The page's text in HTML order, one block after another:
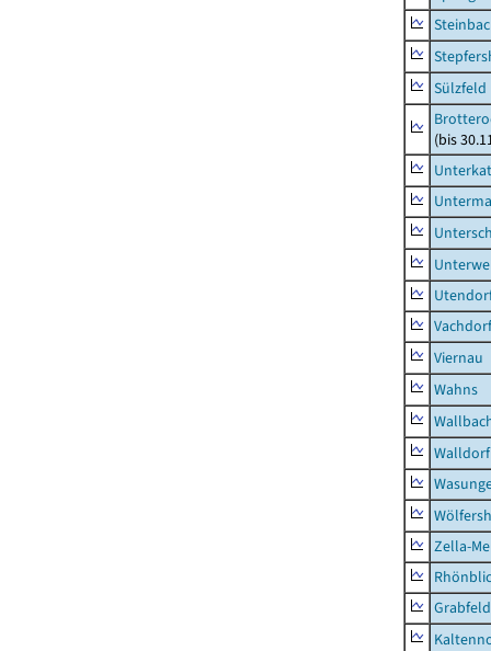
Sülzfeld
(bis
Vachdorf
Viernau
Wahns
Walldorf
Zella-
Grabfeld